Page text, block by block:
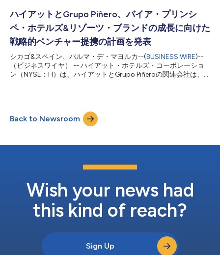
ヨーロッパの既存のラグジュアリー・ホテルのストックは2028
年までに52.8%増加すると見込まれており、このセグメントの長
期的な成長の可能性を投資家が強く確信していることが伺えま
す。 ハイアットのグローバルでの客室のうち、70%はラグジュ
アリーおよびアッパーアップスケールにカテゴライズされます。
加えて、ハイアットが過去3年で実に28ものラグジュアリー・ホ
テルおよびリゾートを開業してポートフォリオを拡充してきたこ
と、2017年比でラグジュアリー・ルームの客室数が倍増したこ
ハイアットとGrupo Piñero、バイア・プリンシ
ペ・ホテルズ&リゾーツ・ブランドの成長に向けた
戦略的ベンチャー提携の計画を発表
シカゴ&スペイン、パルマ・デ・マヨルカ--(BUSINESS WIRE)--
（ビジネスワイヤ） -- ハイアット・ホテルズ・コーポレーショ
ン（NYSE：H）は、ハイアットとGrupo Piñeroの関連会社は、
営を行い、折半出資会社として同ブランドの所有権を保有しま
す。これにより、ハイアットのオールインクルーシブのルーム・
ポートフォリオは約30%拡大し、ハイアットは世界有数のオール
す。 Grupo Piñeroとしては、欧州を中心とした強力な顧客基盤を
成功をベースにこの戦略的提携を構築させ、米州やその他重要市
場における旅行者へさらなる機会を提供する予定です。 この取
予定しています。ハイアットは、取引完了後にバイア・プリンシ
ペのフリオ・ペレス現最...
Back to Newsroom
Wish your news had
this kind of reach?
Sign Up